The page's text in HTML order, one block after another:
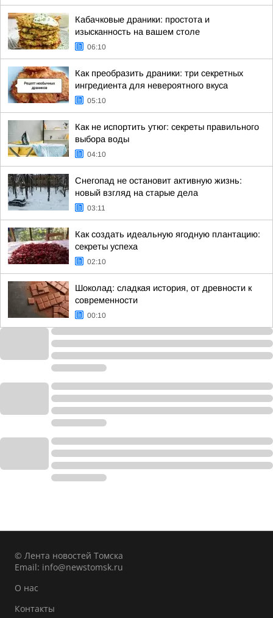
Кабачковые драники: простота и
изысканность на вашем столе
06:10
Как преобразить драники: три секретных
ингредиента для невероятного вкуса
05:10
Как не испортить утюг: секреты правильного
выбора воды
04:10
Снегопад не остановит активную жизнь:
новый взгляд на старые дела
03:11
Как создать идеальную ягодную плантацию:
секреты успеха
02:10
Шоколад: сладкая история, от древности к
современности
00:10
© Лента новостей Томска
Email: info@newstomsk.ru
О нас
Контакты